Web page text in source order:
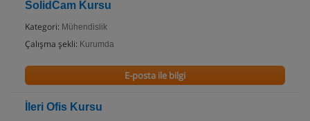
SolidCam Kursu
Kategori: Mühendislik
Çalışma şekli: Kurumda
E-posta ile bilgi
İleri Ofis Kursu